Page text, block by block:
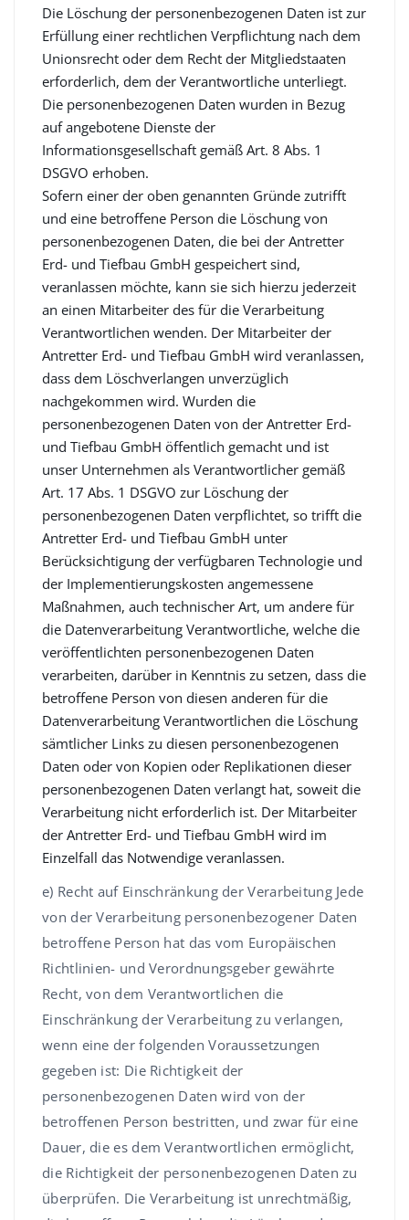
Die Löschung der personenbezogenen Daten ist zur
Erfüllung einer rechtlichen Verpflichtung nach dem
Unionsrecht oder dem Recht der Mitgliedstaaten
erforderlich, dem der Verantwortliche unterliegt.
Die personenbezogenen Daten wurden in Bezug
auf angebotene Dienste der
Informationsgesellschaft gemäß Art. 8 Abs. 1
DSGVO erhoben.
Sofern einer der oben genannten Gründe zutrifft
und eine betroffene Person die Löschung von
personenbezogenen Daten, die bei der Antretter
Erd- und Tiefbau GmbH gespeichert sind,
veranlassen möchte, kann sie sich hierzu jederzeit
an einen Mitarbeiter des für die Verarbeitung
Verantwortlichen wenden. Der Mitarbeiter der
Antretter Erd- und Tiefbau GmbH wird veranlassen,
dass dem Löschverlangen unverzüglich
nachgekommen wird. Wurden die
personenbezogenen Daten von der Antretter Erd-
und Tiefbau GmbH öffentlich gemacht und ist
unser Unternehmen als Verantwortlicher gemäß
Art. 17 Abs. 1 DSGVO zur Löschung der
personenbezogenen Daten verpflichtet, so trifft die
Antretter Erd- und Tiefbau GmbH unter
Berücksichtigung der verfügbaren Technologie und
der Implementierungskosten angemessene
Maßnahmen, auch technischer Art, um andere für
die Datenverarbeitung Verantwortliche, welche die
veröffentlichten personenbezogenen Daten
verarbeiten, darüber in Kenntnis zu setzen, dass die
betroffene Person von diesen anderen für die
Datenverarbeitung Verantwortlichen die Löschung
sämtlicher Links zu diesen personenbezogenen
Daten oder von Kopien oder Replikationen dieser
personenbezogenen Daten verlangt hat, soweit die
Verarbeitung nicht erforderlich ist. Der Mitarbeiter
der Antretter Erd- und Tiefbau GmbH wird im
Einzelfall das Notwendige veranlassen.
e) Recht auf Einschränkung der Verarbeitung Jede
von der Verarbeitung personenbezogener Daten
betroffene Person hat das vom Europäischen
Richtlinien- und Verordnungsgeber gewährte
Recht, von dem Verantwortlichen die
Einschränkung der Verarbeitung zu verlangen,
wenn eine der folgenden Voraussetzungen
gegeben ist: Die Richtigkeit der
personenbezogenen Daten wird von der
betroffenen Person bestritten, und zwar für eine
Dauer, die es dem Verantwortlichen ermöglicht,
die Richtigkeit der personenbezogenen Daten zu
überprüfen. Die Verarbeitung ist unrechtmäßig,